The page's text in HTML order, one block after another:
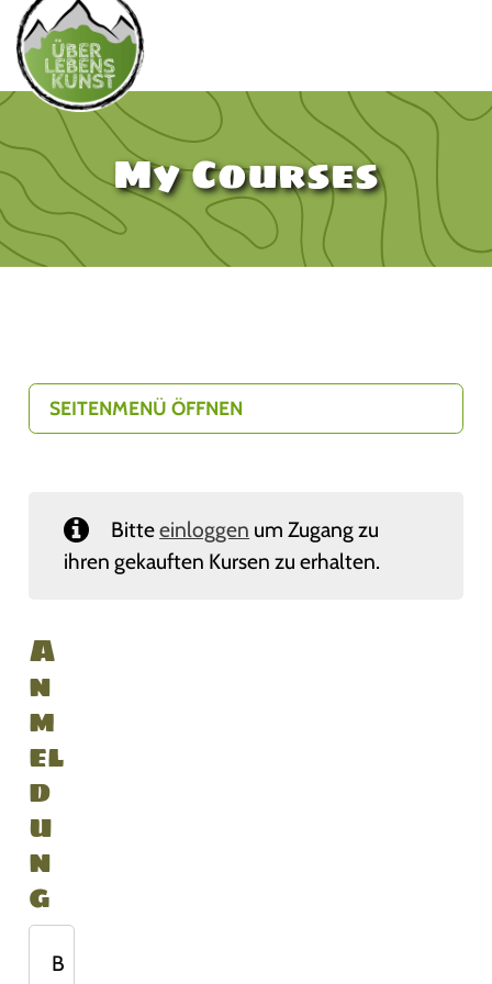
My Courses
Bitteeinloggen um Zugang zu
ihren gekauften Kursen zu erhalten.
A
n
m
el
d
u
n
g
B
SEITENMENÜ ÖFFNEN